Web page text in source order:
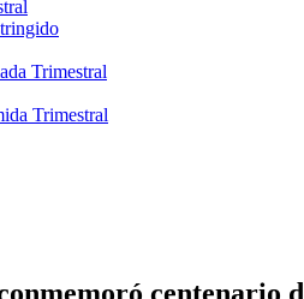
Trimestral
Trimestral